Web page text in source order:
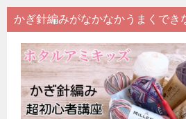
かぎ針編みがなかなかうまくでき